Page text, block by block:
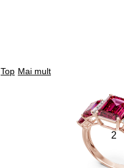
Mai mult
Top
2